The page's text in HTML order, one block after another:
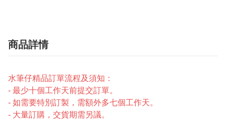
商品詳情
水筆仔精品訂單流程及須知：
- 最少十個工作天前提交訂單。
- 如需要特別訂製，需額外多七個工作天。
- 大量訂購，交貨期需另議。